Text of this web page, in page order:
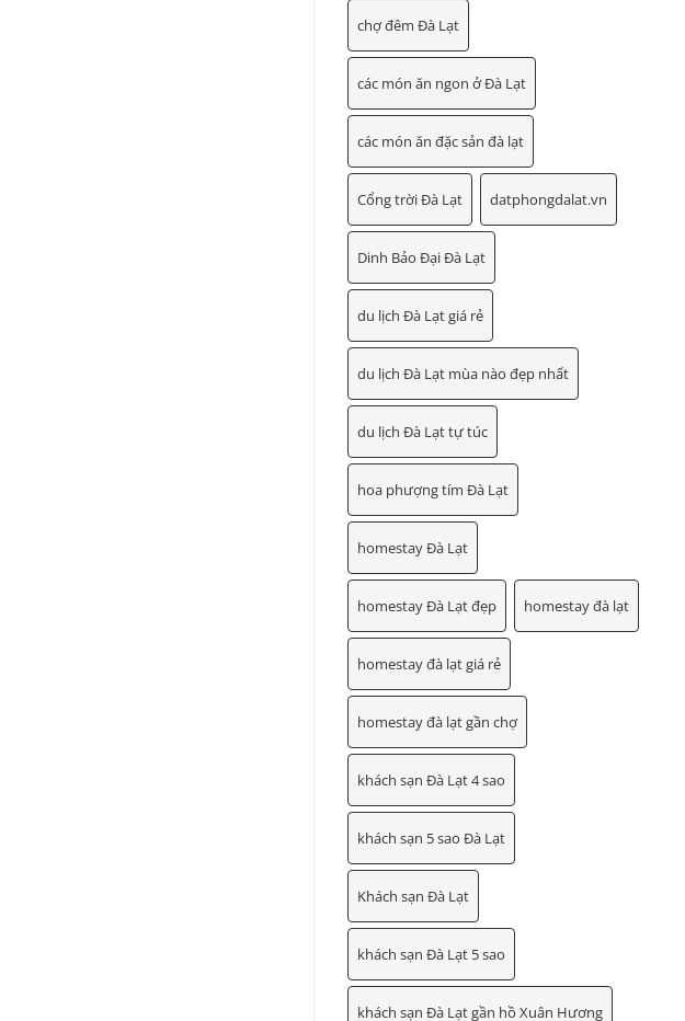
chợ đêm Đà Lạt
các món ăn ngon ở Đà Lạt
các món ăn đặc sản đà lạt
Cổng trời Đà Lạt datphongdalat.vn
Dinh Bảo Đại Đà Lạt
du lịch Đà Lạt giá rẻ
du lịch Đà Lạt mùa nào đẹp nhất
du lịch Đà Lạt tự túc
hoa phượng tím Đà Lạt
homestay Đà Lạt
homestay Đà Lạt đẹp homestay đà lạt
homestay đà lạt giá rẻ
homestay đà lạt gần chợ
khách sạn Đà Lạt 4 sao
khách sạn 5 sao Đà Lạt
Khách sạn Đà Lạt
khách sạn Đà Lạt 5 sao
khách sạn Đà Lạt gần hồ Xuân Hương